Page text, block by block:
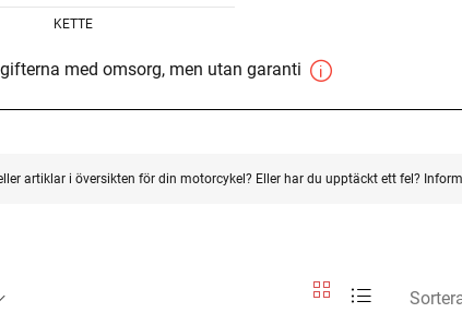
KETTE
med omsorg, men utan garanti
artiklar i översikten för din motorcykel? Eller har du upptäckt ett fel?